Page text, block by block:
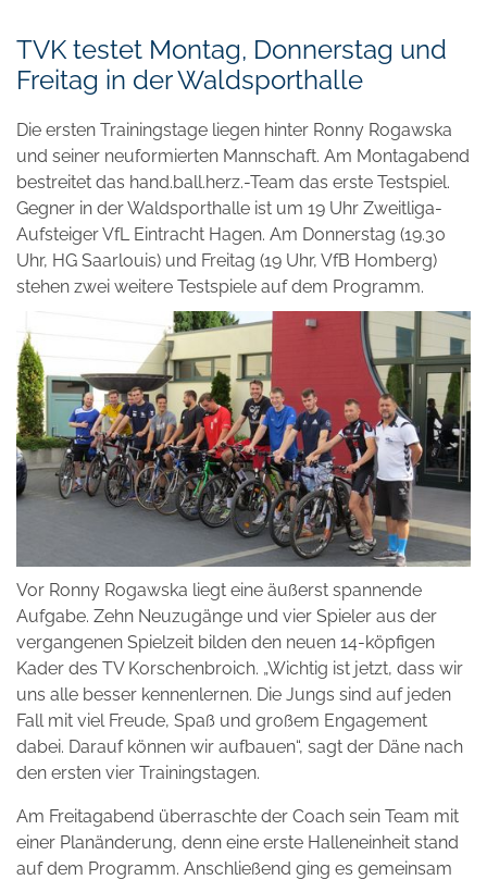
TVK testet Montag, Donnerstag und
Freitag in der Waldsporthalle
Die ersten Trainingstage liegen hinter Ronny Rogawska
und seiner neuformierten Mannschaft. Am Montagabend
bestreitet das hand.ball.herz.-Team das erste Testspiel.
Gegner in der Waldsporthalle ist um 19 Uhr Zweitliga-
Aufsteiger VfL Eintracht Hagen. Am Donnerstag (19.30
Uhr, HG Saarlouis) und Freitag (19 Uhr, VfB Homberg)
stehen zwei weitere Testspiele auf dem Programm.
Vor Ronny Rogawska liegt eine äußerst spannende
Aufgabe. Zehn Neuzugänge und vier Spieler aus der
vergangenen Spielzeit bilden den neuen 14-köpfigen
Kader des TV Korschenbroich. „Wichtig ist jetzt, dass wir
uns alle besser kennenlernen. Die Jungs sind auf jeden
Fall mit viel Freude, Spaß und großem Engagement
dabei. Darauf können wir aufbauen“, sagt der Däne nach
den ersten vier Trainingstagen.
Am Freitagabend überraschte der Coach sein Team mit
einer Planänderung, denn eine erste Halleneinheit stand
auf dem Programm. Anschließend ging es gemeinsam